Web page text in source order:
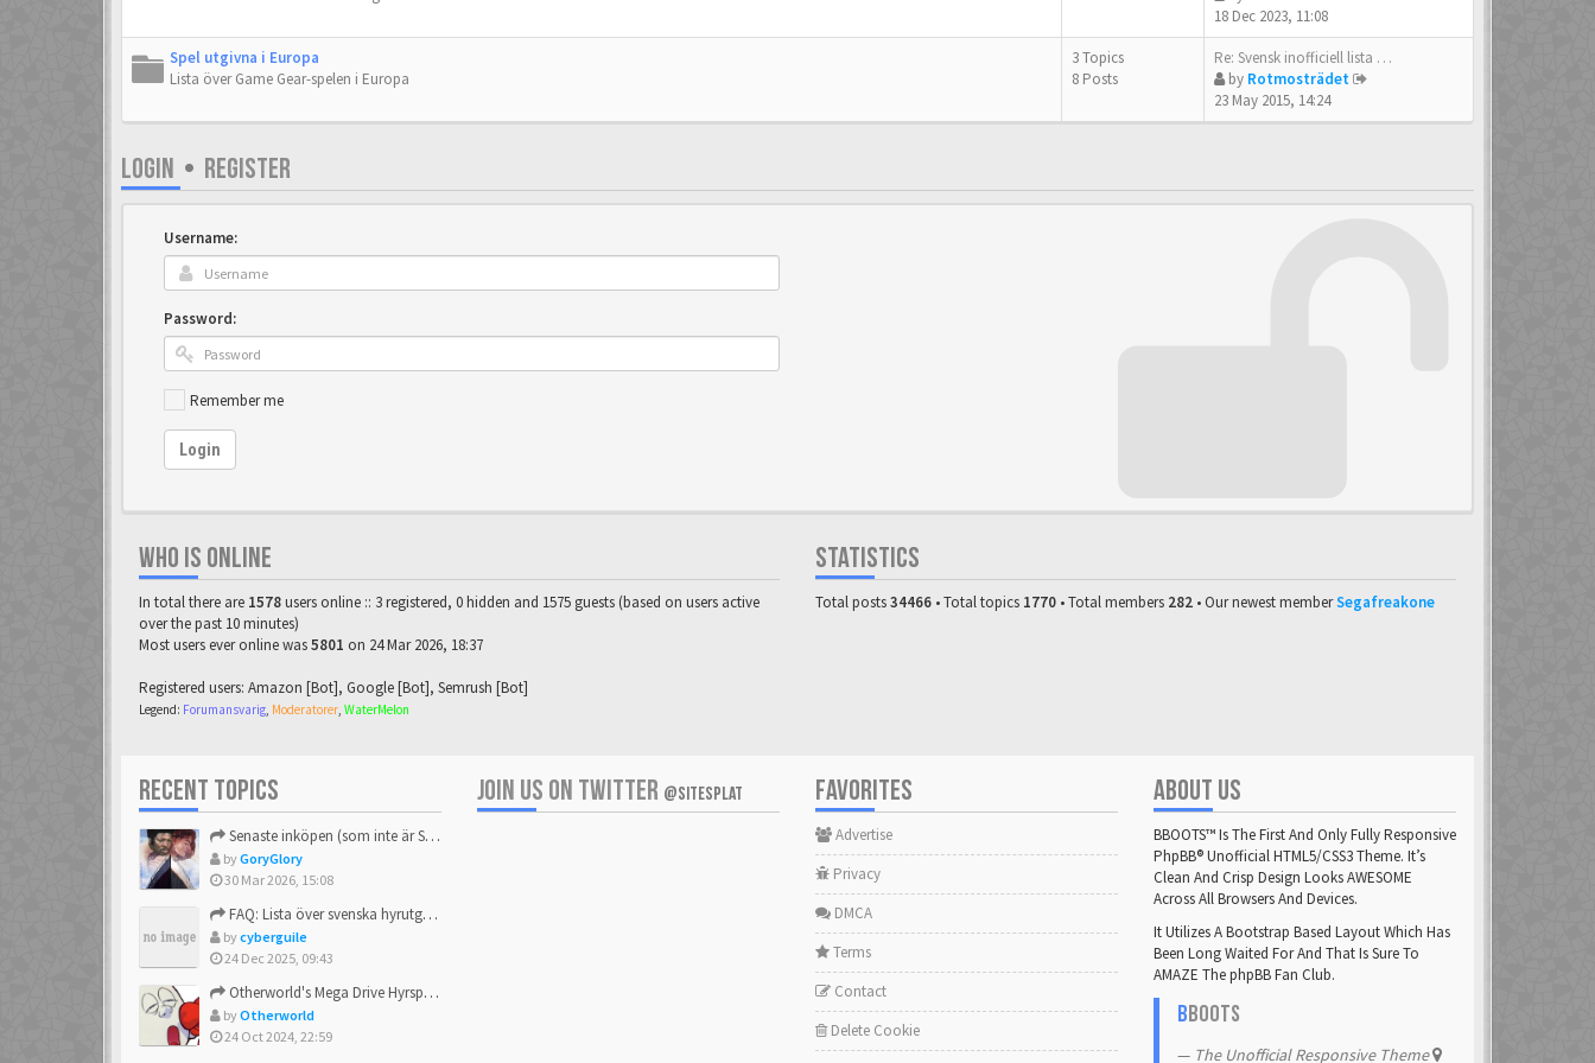
18 Dec 2023, 11:08
Spel utgivna i Europa
Lista över Game Gear-spelen i Europa
3 Topics
8 Posts
Re: Svensk inofficiell lista …
by Rotmosträdet
23 May 2015, 14:24
LOGIN • REGISTER
Username:
Password:
Remember me
Login
WHO IS ONLINE
In total there are 1578users online :: 3 registered, 0 hidden and 1575 guests (based on users active
over the past 10 minutes)
Most users ever online was5801 on 24 Mar 2026, 18:37
Registered users: Amazon [Bot], Google [Bot], Semrush [Bot]
Legend: Forumansvarig, Moderatorer, WaterMelon
STATISTICS
Total posts34466 • Total topics 1770 • Total members 282 • Our newest memberSegafreakone
RECENT TOPICS
Senaste inköpen (som inte är Sega)
byGoryGlory
30 Mar 2026, 15:08
FAQ: Lista över svenska hyrutgåvor
bycyberguile
24 Dec 2025, 09:43
Otherworld's Mega Drive Hyrspel Countdown Tråd!
byOtherworld
24 Oct 2024, 22:59
JOIN US ON TWITTER @SITESPLAT FAVORITES
Advertise
Privacy
DMCA
Terms
Contact
Delete Cookie
ABOUT US
BBOOTS™ Is The First And Only Fully Responsive
PhpBB® Unofficial HTML5/CSS3 Theme. It’s
Clean And Crisp Design Looks AWESOME
Across All Browsers And Devices.
It Utilizes A Bootstrap Based Layout Which Has
Been Long Waited For And That Is Sure To
AMAZE The phpBB Fan Club.
BBOOTS
The Unofficial Responsive Theme